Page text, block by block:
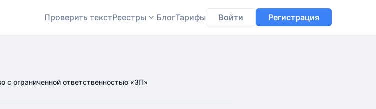
Проверить текстРеестры БлогТарифы Войти Регистрация
с ограниченной ответственностью «ЗП»